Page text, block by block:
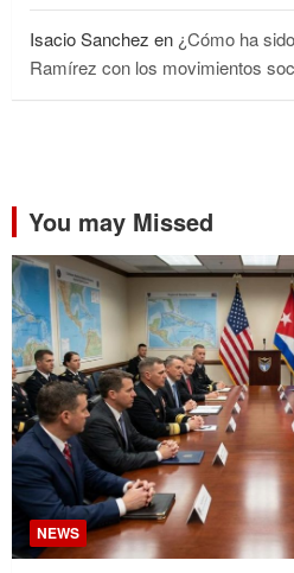
Isacio Sanchez en ¿Cómo ha
Ramírez con los movimientos
You may Missed
NEWS